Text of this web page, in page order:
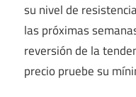
su nivel de
las próximas
reversión de la
precio pruebe su